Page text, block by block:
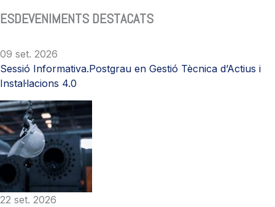
ESDEVENIMENTS DESTACATS
09 set. 2026
Sessió Informativa.Postgrau en Gestió Tècnica d’Actius i
Instal·lacions 4.0
22 set. 2026